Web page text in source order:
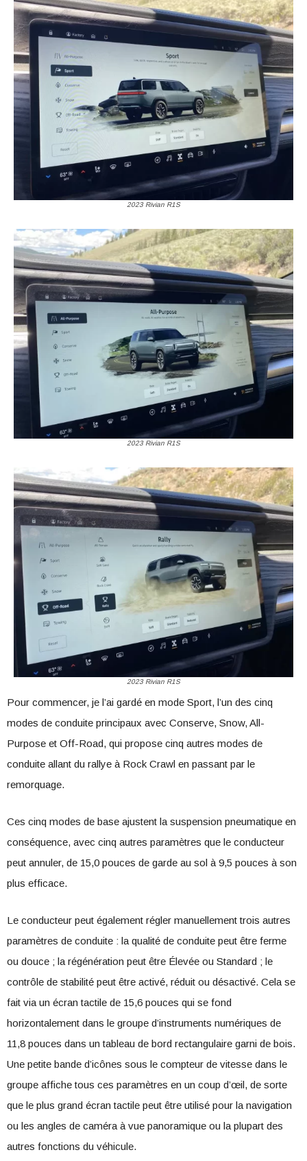
2023 Rivian R1S
2023 Rivian R1S
2023 Rivian R1S
Pour commencer, je l’ai gardé en mode Sport, l’un des cinq
modes de conduite principaux avec Conserve, Snow, All-
Purpose et Off-Road, qui propose cinq autres modes de
conduite allant du rallye à Rock Crawl en passant par le
remorquage.
Ces cinq modes de base ajustent la suspension pneumatique en
conséquence, avec cinq autres paramètres que le conducteur
peut annuler, de 15,0 pouces de garde au sol à 9,5 pouces à son
plus efficace.
Le conducteur peut également régler manuellement trois autres
paramètres de conduite : la qualité de conduite peut être ferme
ou douce ; la régénération peut être Élevée ou Standard ; le
contrôle de stabilité peut être activé, réduit ou désactivé. Cela se
fait via un écran tactile de 15,6 pouces qui se fond
horizontalement dans le groupe d’instruments numériques de
11,8 pouces dans un tableau de bord rectangulaire garni de bois.
Une petite bande d’icônes sous le compteur de vitesse dans le
groupe affiche tous ces paramètres en un coup d’œil, de sorte
que le plus grand écran tactile peut être utilisé pour la navigation
ou les angles de caméra à vue panoramique ou la plupart des
autres fonctions du véhicule.